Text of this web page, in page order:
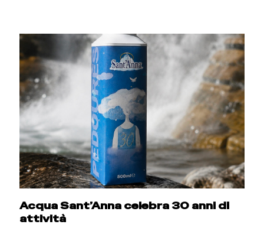
Acqua Sant’Anna celebra 30 anni di
attività